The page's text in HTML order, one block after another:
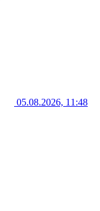
05.08.2026, 11:48